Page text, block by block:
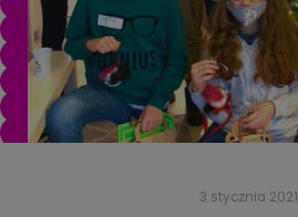
3 stycznia 2021